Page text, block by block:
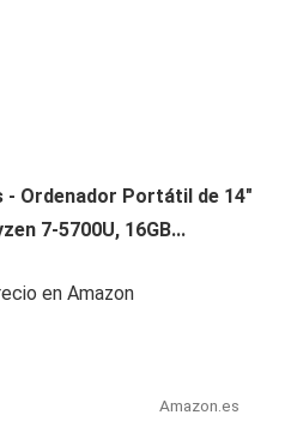
- Ordenador Portátil de 14"
7-5700U, 16GB...
en Amazon
Amazon.es